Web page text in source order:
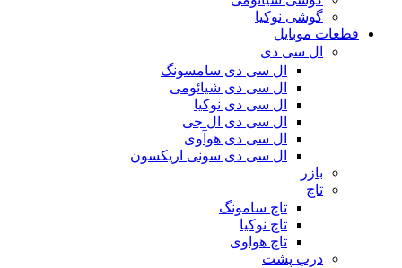
گوشی نوکیا
قطعات موبایل
ال سی دی
ال سی دی سامسونگ
ال سی دی شیائومی
ال سی دی نوکیا
ال سی دی ال جی
ال سی دی هوآوی
ال سی دی سونی اریکسون
بازر
تاچ
تاچ سامونگ
تاچ نوکیا
تاچ هواوی
درب پشت